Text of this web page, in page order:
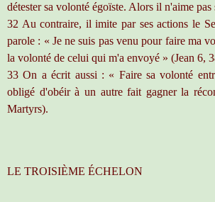
détester sa volonté égoïste. Alors il n'aime pas
32 Au contraire, il imite par ses actions le
parole : « Je ne suis pas venu pour faire ma
la volonté de celui qui m'a envoyé » (Jean 6,
33 On a écrit aussi : « Faire sa volonté
obligé d'obéir à un autre fait gagner la
Martyrs).
LE TROISIÈME ÉCHELON